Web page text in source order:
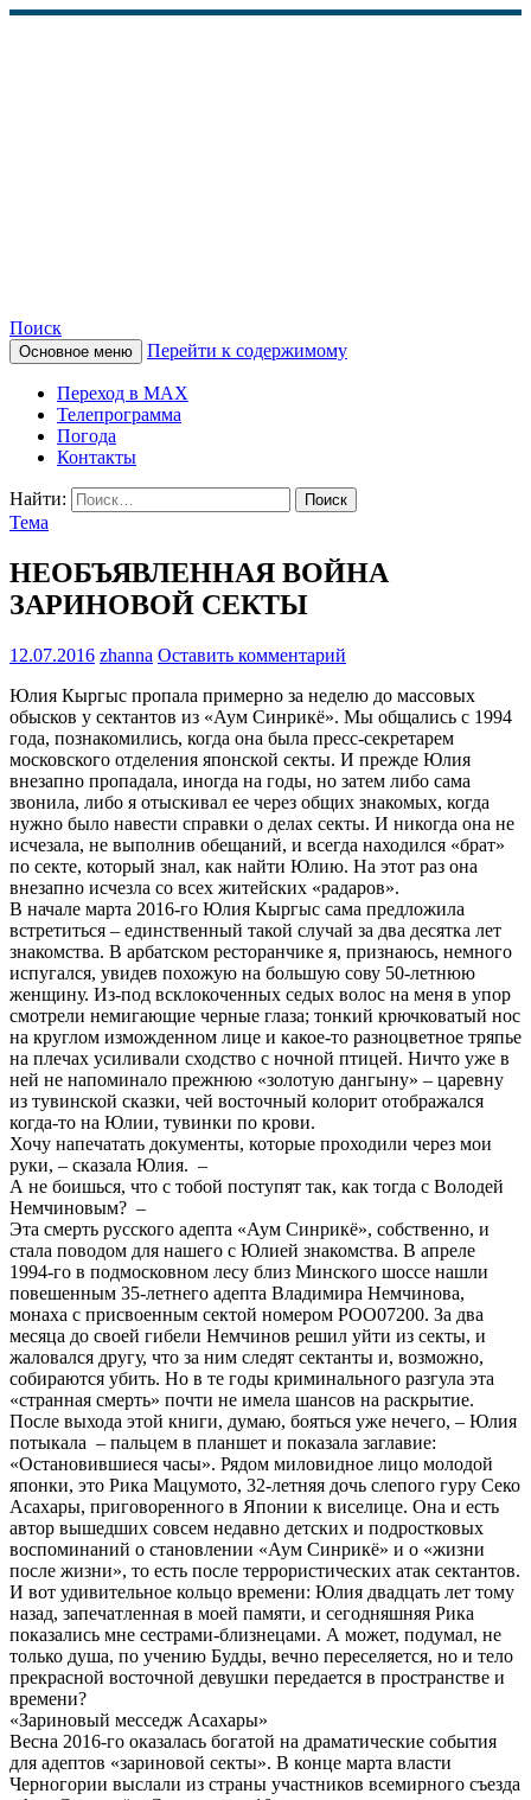
КАМЧАТСКОЕ
ИНФОРМАЦИОННОЕ
АГЕНТСТВО (КИА
«ВЕСТИ»)
Поиск
Основное меню Перейти к содержимому
Переход в MAX
Телепрограмма
Погода
Контакты
Найти:
Тема
НЕОБЪЯВЛЕННАЯ ВОЙНА
ЗАРИНОВОЙ СЕКТЫ
12.07.2016 zhanna Оставить комментарий
Юлия Кыргыс пропала примерно за неделю до массовых
обысков у сектантов из «Аум Синрикё». Мы общались с 1994
года, познакомились, когда она была пресс-секретарем
московского отделения японской секты. И прежде Юлия
внезапно пропадала, иногда на годы, но затем либо сама
звонила, либо я отыскивал ее через общих знакомых, когда
нужно было навести справки о делах секты. И никогда она не
исчезала, не выполнив обещаний, и всегда находился «брат»
по секте, который знал, как найти Юлию. На этот раз она
внезапно исчезла со всех житейских «радаров».
В начале марта 2016-го Юлия Кыргыс сама предложила
встретиться – единственный такой случай за два десятка лет
знакомства. В арбатском ресторанчике я, признаюсь, немного
испугался, увидев похожую на большую сову 50-летнюю
женщину. Из-под всклокоченных седых волос на меня в упор
смотрели немигающие черные глаза; тонкий крючковатый нос
на круглом изможденном лице и какое-то разноцветное тряпье
на плечах усиливали сходство с ночной птицей. Ничто уже в
ней не напоминало прежнюю «золотую дангыну» – царевну
из тувинской сказки, чей восточный колорит отображался
когда-то на Юлии, тувинки по крови.
Хочу напечатать документы, которые проходили через мои
руки, – сказала Юлия. –
А не боишься, что с тобой поступят так, как тогда с Володей
Немчиновым? –
Эта смерть русского адепта «Аум Синрикё», собственно, и
стала поводом для нашего с Юлией знакомства. В апреле
1994-го в подмосковном лесу близ Минского шоссе нашли
повешенным 35-летнего адепта Владимира Немчинова,
монаха с присвоенным сектой номером РОО07200. За два
месяца до своей гибели Немчинов решил уйти из секты, и
жаловался другу, что за ним следят сектанты и, возможно,
собираются убить. Но в те годы криминального разгула эта
«странная смерть» почти не имела шансов на раскрытие.
После выхода этой книги, думаю, бояться уже нечего, – Юлия
потыкала – пальцем в планшет и показала заглавие:
«Остановившиеся часы». Рядом миловидное лицо молодой
японки, это Рика Мацумото, 32-летняя дочь слепого гуру Секо
Асахары, приговоренного в Японии к виселице. Она и есть
автор вышедших совсем недавно детских и подростковых
воспоминаний о становлении «Аум Синрикё» и о «жизни
после жизни», то есть после террористических атак сектантов.
И вот удивительное кольцо времени: Юлия двадцать лет тому
назад, запечатленная в моей памяти, и сегодняшняя Рика
показались мне сестрами-близнецами. А может, подумал, не
только душа, по учению Будды, вечно переселяется, но и тело
прекрасной восточной девушки передается в пространстве и
времени?
«Зариновый месседж Асахары»
Весна 2016-го оказалась богатой на драматические события
для адептов «зариновой секты». В конце марта власти
Черногории выслали из страны участников всемирного съезда